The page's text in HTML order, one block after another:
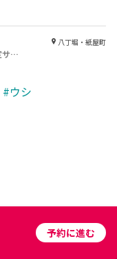
スタイルネイル ステラ/nycogel認定サロン
八丁堀・紙屋町
#ウシ
予約に進む